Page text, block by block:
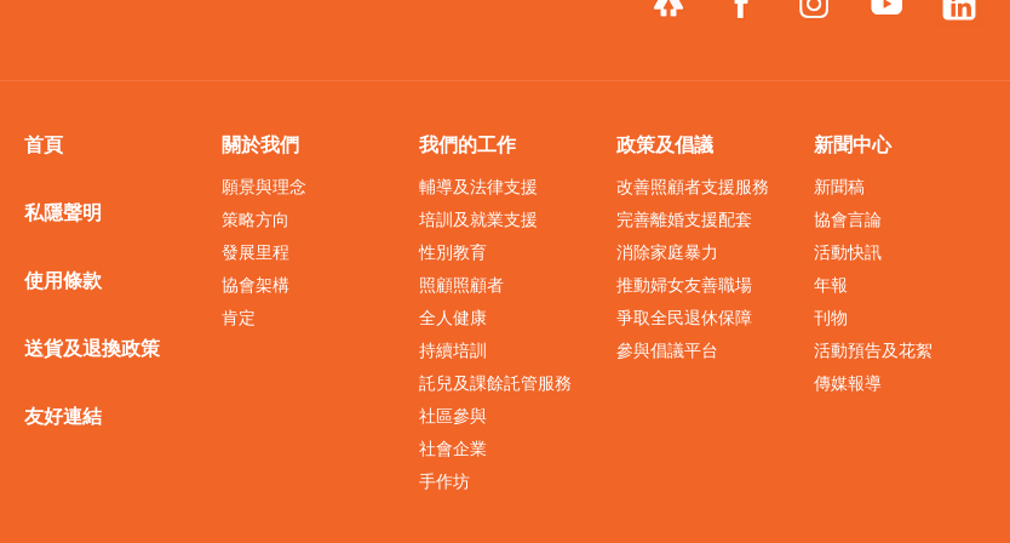
首頁
私隱聲明
使用條款
送貨及退換政策
友好連結
關於我們
願景與理念
策略方向
發展里程
協會架構
肯定
我們的工作
輔導及法律支援
培訓及就業支援
性別教育
照顧照顧者
全人健康
持續培訓
託兒及課餘託管服務
社區參與
社會企業
手作坊
政策及倡議
改善照顧者支援服務
完善離婚支援配套
消除家庭暴力
推動婦女友善職場
爭取全民退休保障
參與倡議平台
新聞中心
新聞稿
協會言論
活動快訊
年報
刊物
活動預告及花絮
傳媒報導